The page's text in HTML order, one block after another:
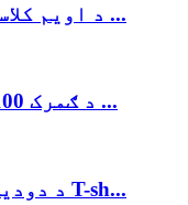
د اویم کلاسیک پولو ټي شرټ ګمرکي سلم فټ پول ...
د ګمرک 100 کاټن سبلیمیشن چاپ پولو ټی شیر ...
د دودیز چاپ پولو شرټ نارینه 100٪ کاټن T-sh...